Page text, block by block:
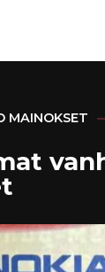
MAINOKSET